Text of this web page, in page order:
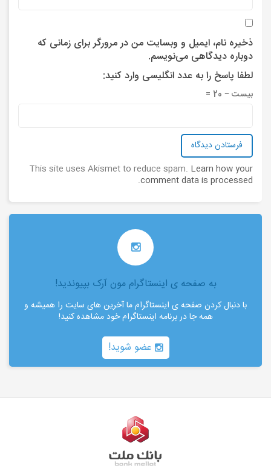
ذخیره نام، ایمیل و وبسایت من در مرورگر برای زمانی که
دوباره دیدگاهی می‌نویسم.
لطفا پاسخ را به عدد انگلیسی وارد کنید:
بیست − 20 =
This site uses Akismet to reduce spam. Learn how your
comment data is processed
.
به صفحه ی اینستاگرام مون آرک بپیوندید!
با دنبال کردن صفحه ی اینستاگرام ما آخرین های سایت را همیشه و
همه جا در برنامه اینستاگرام خود مشاهده کنید!
عضو شوید!